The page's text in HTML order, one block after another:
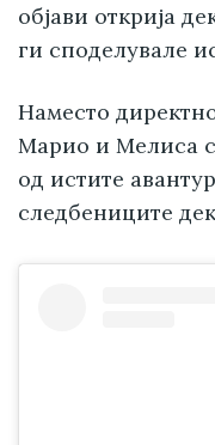
објави открија
ги споделувале
Наместо
Марио и Мелиса
од истите
следбениците